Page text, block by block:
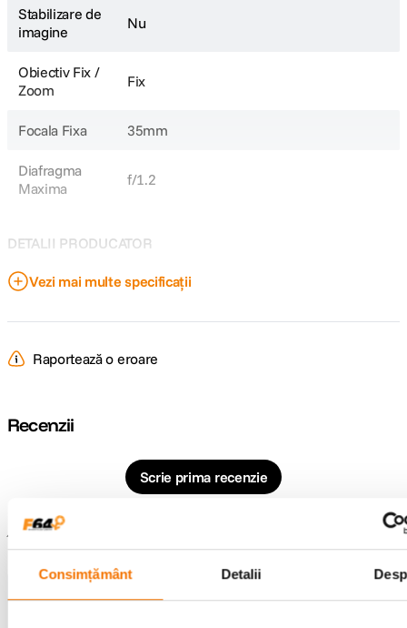
Consimțământ Detalii
Stabilizare de
imagine
Nu
Obiectiv Fix /
Zoom
Fix
Focala Fixa 35mm
Diafragma
Maxima
f/1.2
DETALII PRODUCATOR
Cod producator 106581
Vezi mai multe specificații
Raportează o eroare
Recenzii
Scrie prima recenzie
Întrebări și răspunsuri
Nu găsești răspunsul pe care îl cauți?